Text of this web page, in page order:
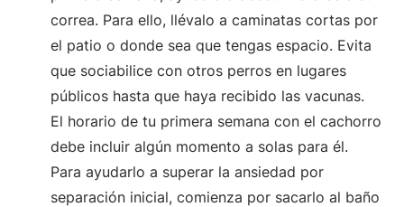
correa. Para ello, llévalo a caminatas cortas por
el patio o donde sea que tengas espacio. Evita
que sociabilice con otros perros en lugares
públicos hasta que haya recibido las vacunas.
El horario de tu primera semana con el cachorro
debe incluir algún momento a solas para él.
Para ayudarlo a superar la ansiedad por
separación inicial, comienza por sacarlo al baño